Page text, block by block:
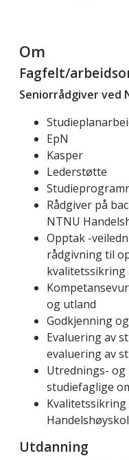
Om
Fagfelt/
Seniorrådgiver ved
EpN
Kasper
Lederstøtte
Rådgiver på
NTNU
Opptak -
rådgivning til
kvalitetssikring
og utland
Godkjenning
Evaluering av
evaluering av
Utrednings-
studiefaglige
Utdanning